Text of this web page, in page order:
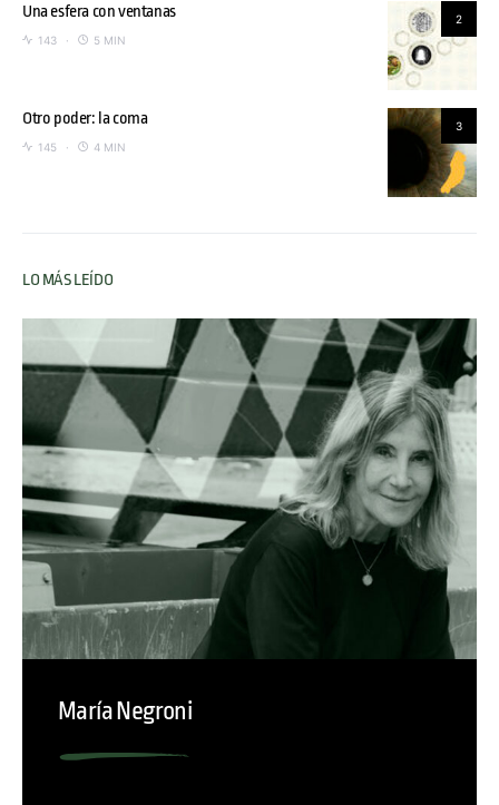
2
Una esfera con ventanas
143 5 MIN
3
Otro poder: la coma
145 4 MIN
LO MÁS LEÍDO
María Negroni